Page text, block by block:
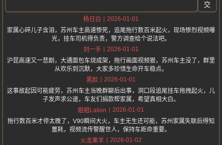
交
杨日白
2026-01-01
家属心碎儿子含泪，苏州车主高速惨死，追尾拖行数百米起火，现场惨烈视频曝
光，挂车司机得负责，警方调查给个说法吧。
刘一手
2026-01-01
沪昆高速又一悲剧，大通面包车烧成架，拖行画面视频狠，苏州车主没了，群里
从欢乐到沉默，大家多珍惜生命开车稳点。
黑脸
2026-01-01
这事故起因可能疲劳，苏州车主当晚群聊后出事，洞口段追尾挂车拖拽起火，儿
子发声求公道，车友们捐款帮家属，希望真相大白。
姐姐Lalion
2026-01-01
拖行数百米才停太晚了，V90瞬间大火，车主无生还可能，苏州家属失联后得知
噩耗，视频流传警醒世人，保持车距命重要。
火龙果羊
2026-01-02